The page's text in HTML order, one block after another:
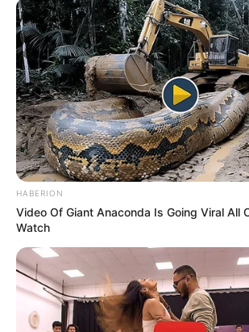
TEMAS DESTACADOS
EMERGENCIAS POR LLUVIAS
FUERTES LLUVIAS
VIA AL
LIGA BETPLAY
METRO DE
CORTES DE LUZ
CORTES DE
FENÓMENO DEL NIÑO
HABERION
Video Of Giant Anaconda Is Going Viral All
Watch